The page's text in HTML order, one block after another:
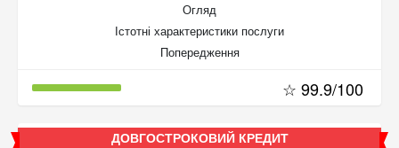
Огляд
Істотні характеристики послуги
Попередження
☆ 99.9/100
ДОВГОСТРОКОВИЙ КРЕДИТ